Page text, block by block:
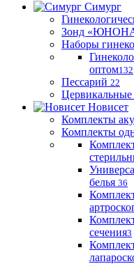
Симург
Зонд
Наборы
оптом132
Пессарий 22
Новисет
Комплекты
Комплекты
белья 36
сечения3